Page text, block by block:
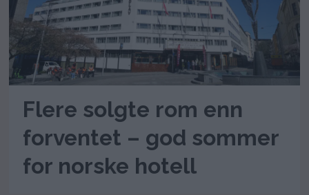
Flere solgte rom enn
forventet – god sommer
for norske hotell